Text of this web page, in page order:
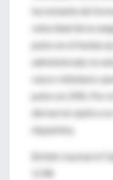
incremente de
velocidad de la
pulso en el fundus
administrada, la
vasos retinianos
pulso un 24%. Por
del nervio óptico
dopamina.
British Journal of
1198